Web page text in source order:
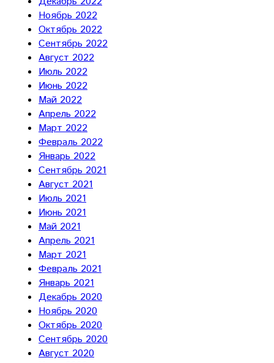
Ноябрь 2022
Октябрь 2022
Сентябрь 2022
Август 2022
Июль 2022
Июнь 2022
Май 2022
Апрель 2022
Март 2022
Февраль 2022
Январь 2022
Сентябрь 2021
Август 2021
Июль 2021
Июнь 2021
Май 2021
Апрель 2021
Март 2021
Февраль 2021
Январь 2021
Декабрь 2020
Ноябрь 2020
Октябрь 2020
Сентябрь 2020
Август 2020